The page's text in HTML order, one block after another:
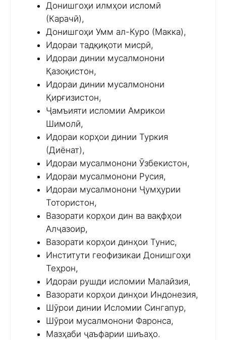
Донишгоҳи илмҳои исломӣ
(Карачӣ),
Донишгоҳи Умм ал-Куро (Макка),
Идораи тадқиқоти мисрӣ,
Идораи динии мусалмонони
Қазоқистон,
Идораи динии мусалмонони
Қирғизистон,
Ҷамъияти исломии Амрикои
Шимолӣ,
Идораи корҳои динии Туркия
(Диёнат),
Идораи мусалмонони Ӯзбекистон,
Идораи мусалмонони Русия,
Идораи мусалмонони Ҷумҳурии
Тотористон,
Вазорати корҳои дин ва вақфҳои
Алҷазоир,
Вазорати корҳои динҳои Тунис,
Институти геофизикаи Донишгоҳи
Теҳрон,
Идораи рушди исломии Малайзия,
Вазорати корҳои динҳои Индонезия,
Шӯрои динии Исломии Сингапур,
Шӯрои мусалмонони Фаронса,
Мазҳаби ҷаъфарии шиъаҳо.